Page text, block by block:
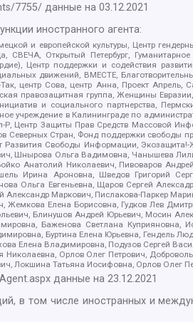
7755/ данные на03.12.2021
иностранного агента:
и европейской культуры, Центр
Открытый Петербург, Гуманитарное
Центр поддержки и содействия
движений, ВМЕСТЕ,
Так, центр Сова, центр Анна, Проект
правозащитная группа, Женщины
и социального партнерства,
в Калининграде по
Р, Центр Защиты Прав Средств Массовой
Северных Стран, Фонд поддержки свободы
Развития Свободы Информации,
Шнырова Ольга Вадимовна, Чанышева
Анатолий Николаевич, Пивоваров
Ирина Ароновна, Шведов Григорий
Ольга Евгеньевна, Щаров Сергей
Александр Маркович, Пислакова-Паркер
Жемкова Елена Борисовна, Гудков Лев
Блинушов Андрей Юрьевич, Мосин
Баженова Светлана Куприяновна,
Буртина Елена Юрьевна, Гендель
Елена Владимировна, Подузов Сергей
Орлов Олег Петрович,
Локшина Татьяна Иосифовна, Орлов Олег
данные на23.12.2021
в том числе иностранных и